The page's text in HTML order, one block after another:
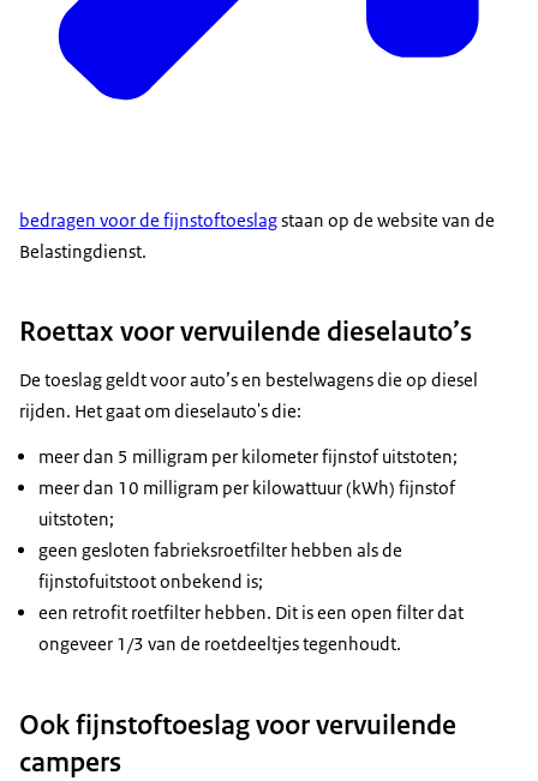
bedragen voor de fijnstoftoeslagstaan op de website van de
Belastingdienst.
Roettax voor vervuilende dieselauto’s
De toeslag geldt voor auto’s en bestelwagens die op diesel
rijden. Het gaat om dieselauto's die:
meer dan 5 milligram per kilometer fijnstof uitstoten;
meer dan 10 milligram per kilowattuur (kWh) fijnstof
uitstoten;
geen gesloten fabrieksroetfilter hebben als de
fijnstofuitstoot onbekend is;
een retrofit roetfilter hebben. Dit is een open filter dat
ongeveer 1/3 van de roetdeeltjes tegenhoudt.
Ook fijnstoftoeslag voor vervuilende
campers